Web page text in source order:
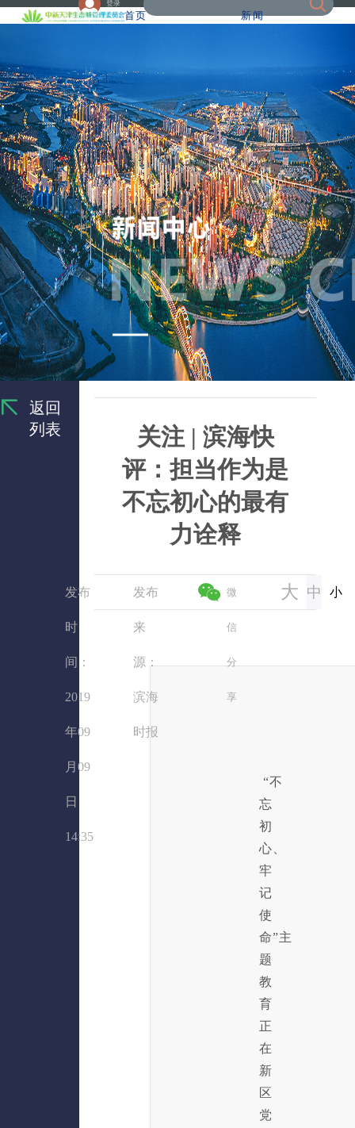
登录
首页 新闻
返回
列表
关注 | 滨海快
评：担当作为是
不忘初心的最有
力诠释
发布
时
间：
2019
年09
月09
日
14:35
发布
来
源：
滨海
时报
微
信
分
享
大 中 小
“不
忘
初
心、
牢
记
使
命”主
题
教
育
正
在
新
区
党